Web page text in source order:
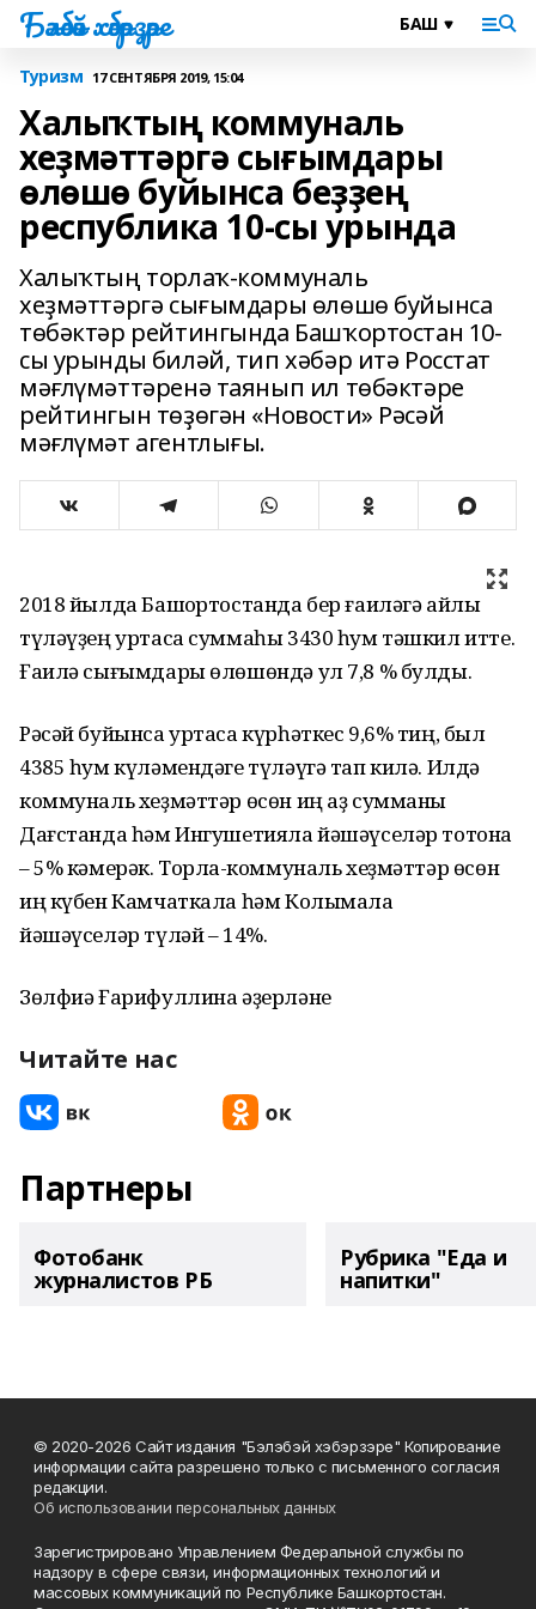
Бәләбәй хәбәрҙәре
Туризм 17 СЕНТЯБРЯ 2019, 15:04
Халыҡтың коммуналь
хеҙмәттәргә сығымдары
өлөшө буйынса беҙҙең
республика 10-сы урында
Халыҡтың торлаҡ-коммуналь
хеҙмәттәргә сығымдары өлөшө буйынса
төбәктәр рейтингында Башҡортостан 10-
сы урынды биләй, тип хәбәр итә Росстат
мәғлүмәттәренә таянып ил төбәктәре
рейтингын төҙөгән «Новости» Рәсәй
мәғлүмәт агентлығы.
2018 йылда Башҡортостанда бер ғаиләгә айлыҡ
түләүҙең уртаса суммаһы 3430 һум тәшкил итте.
Ғаилә сығымдары өлөшөндә ул 7,8 % булды.
Рәсәй буйынса уртаса күрһәткес 9,6% тиң, был
4385 һум күләмендәге түләүгә тап килә. Илдә
коммуналь хеҙмәттәр өсөн иң аҙ сумманы
Дағстанда һәм Ингушетияла йәшәүселәр тотона
– 5% кәмерәк. Торлаҡ-коммуналь хеҙмәттәр өсөн
иң күбен Камчаткала һәм Колымала
йәшәүселәр түләй – 14%.
Зөлфиә Ғарифуллина әҙерләне
Читайте нас
Партнеры
Фотобанк
журналистов РБ
Рубрика "Еда и
напитки"
© 2020-2026 Сайт издания "Бэлэбэй хэбэрзэре" Копирование
информации сайта разрешено только с письменного согласия
редакции.
Об использовании персональных данных
Зарегистрировано Управлением Федеральной службы по
надзору в сфере связи, информационных технологий и
массовых коммуникаций по Республике Башкортостан.